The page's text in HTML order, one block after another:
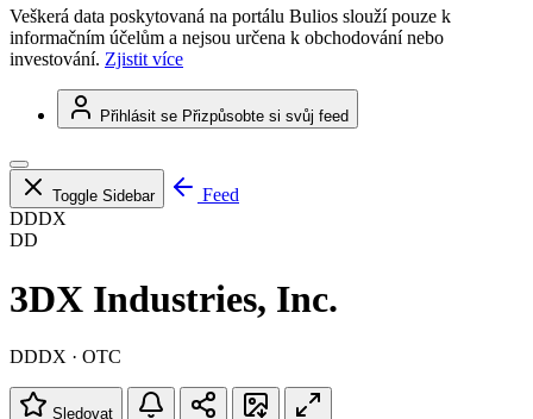
Veškerá data poskytovaná na portálu Bulios slouží pouze k
informačním účelům a nejsou určena k obchodování nebo
investování. Zjistit více
Přihlásit se Přizpůsobte si svůj feed
Toggle Sidebar
Feed
DDDX
DD
3DX Industries, Inc.
DDDX · OTC
Sledovat